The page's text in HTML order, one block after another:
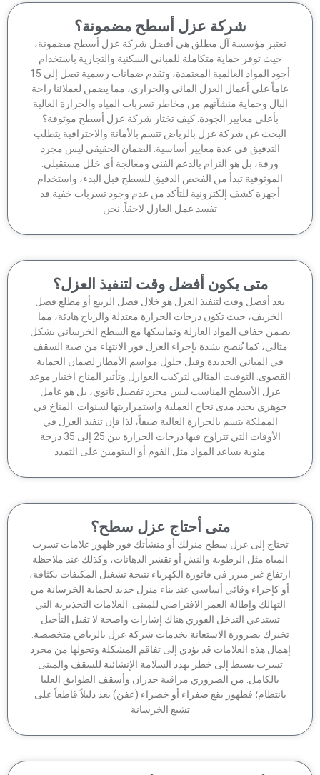
شركة عزل أسطح مضمونة؟
مؤسسة آل مطلق هي أفضل شركة عزل أسطح مضمونة،
حيث توفر حماية متكاملة للمباني السكنية والتجارية باستخدام
أجود المواد العالمية المعتمدة، وتقدم ضمانات رسمية تصل إلى 15
على أعمال العزل المائي والحراري، مما يضمن لعملائنا راحة
وحماية منشآتهم من مخاطر تسربات المياه والحرارة العالية
بأعلى معايير الجودة. كيف تختار شركة عزل أسطح موثوقة؟
عن شركة عزل بالرياض تتسم بالأمانة والاحترافية يتطلب
التدقيق في عدة معايير أساسية. الضمان الحقيقي ليس مجرد
ورقة، بل هو التزام بالدعم الفني ومعالجة أي خلل مستقبلي.
الموثوقية تبدأ من الفحص الدقيق للسطح قبل البدء، واستخدام
أجهزة كشف إلكترونية للتأكد من عدم وجود تسربات خفية قد
تفسد عمل العازل لاحقاً. نحن
متى يكون أفضل وقت لتنفيذ العزل؟
أفضل وقت لتنفيذ العزل هو خلال فصل الربيع أو مطلع فصل
الخريف، حيث تكون درجات الحرارة معتدلة والرياح هادئة، مما
جفاف المواد العازلة وتماسكها مع السطح الخرساني بشكل
كما يُنصح بشدة بإجراء العزل فور الانتهاء من صبة السقف
في المباني الجديدة وقبل حلول مواسم الأمطار لضمان الحماية
التوقيت المثالي لتركيب العوازل وتأثير المناخ اختيار موعد
عزل الأسطح المناسب ليس مجرد تفصيل ثانوي، بل هو عامل
يحدد مدى نجاح العملية واستمراريتها لسنوات. المناخ في
المملكة يتسم بالحرارة العالية صيفاً، لذا فإن تنفيذ العزل في
الأوقات التي تتراوح فيها درجات الحرارة بين 25 إلى 35 درجة
مئوية يساعد المواد مثل الفوم أو البيتومين على التمدد
متى أحتاج عزل سطح؟
إلى عزل سطح منزلك أو منشأتك فور ظهور علامات تسرب
مثل الرطوبة والنش أو تقشر الدهانات، وكذلك عند ملاحظة
غير مبرر في فاتورة الكهرباء نتيجة تشغيل المكيفات بكثافة،
كإجراء وقائي أساسي عند بناء منزل جديد لحماية الخرسانة من
وإطالة العمر الافتراضي للمبنى. العلامات التحذيرية التي
تستدعي التدخل الفوري هناك إشارات واضحة لا تقبل التأجيل
بضرورة الاستعانة بخدمات شركة عزل بالرياض متخصصة.
هذه العلامات قد يؤدي إلى تفاقم المشكلة وتحولها من مجرد
تسرب بسيط إلى خطر يهدد السلامة الإنشائية للسقف والمبنى
بالكامل. من الضروري مراقبة جدران وأسقف الطوابق العليا
فظهور بقع صفراء أو خضراء (عفن) يعد دليلاً قاطعاً على
تشبع الخرسانة